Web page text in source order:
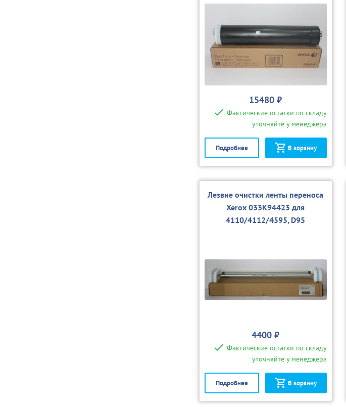
15480 ₽
Фактические остатки по складу
уточняйте у менеджера
Подробнее В корзину
Лезвие очистки ленты переноса
Xerox 033K94423 для
4110/4112/4595, D95
4400 ₽
Фактические остатки по складу
уточняйте у менеджера
Подробнее В корзину